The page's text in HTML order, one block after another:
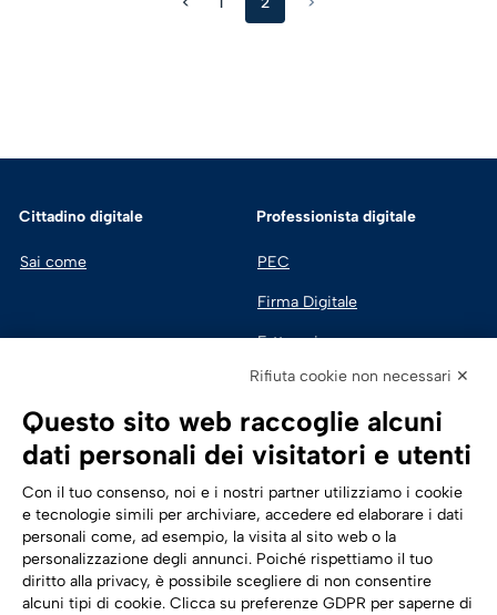
Cittadino digitale
Sai come
Professionista digitale
PEC
Firma Digitale
Fatturazione
Sicurezza Digitale
Cloud
Trasformazione digitale
Energia
Seguici su:
Rifiuta cookie non necessari ✕
Questo sito web raccoglie alcuni
dati personali dei visitatori e utenti
Con il tuo consenso, noi e i nostri partner utilizziamo i cookie
e tecnologie simili per archiviare, accedere ed elaborare i dati
personali come, ad esempio, la visita al sito web o la
personalizzazione degli annunci. Poiché rispettiamo il tuo
diritto alla privacy, è possibile scegliere di non consentire
alcuni tipi di cookie. Clicca su preferenze GDPR per saperne di